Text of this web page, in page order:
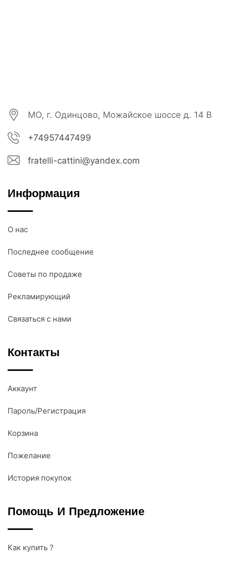
МО, г. Одинцово, Можайское шоссе д. 14 В
+74957447499
fratelli-cattini@yandex.com
Информация
О нас
Последнее сообщение
Советы по продаже
Рекламирующий
Связаться с нами
Контакты
Аккаунт
Пароль/Регистрация
Корзина
Пожелание
История покупок
Помощь И Предложение
Как купить ?